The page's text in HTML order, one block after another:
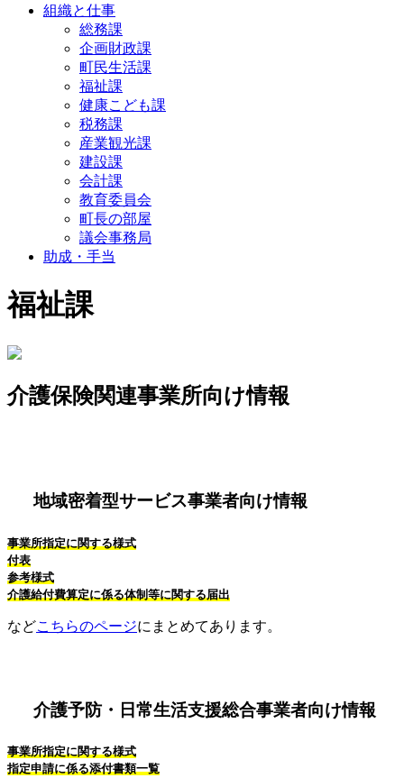
組織と仕事
総務課
企画財政課
町民生活課
福祉課
健康こども課
税務課
産業観光課
建設課
会計課
教育委員会
町長の部屋
議会事務局
助成・手当
福祉課
介護保険関連事業所向け情報
地域密着型サービス事業者向け情報
事業所指定に関する様式
付表
参考様式
介護給付費算定に係る体制等に関する届出
などこちらのページにまとめてあります。
介護予防・日常生活支援総合事業者向け情報
事業所指定に関する様式
指定申請に係る添付書類一覧